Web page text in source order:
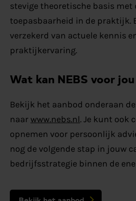
stevige theoretische basis met
toepasbaarheid in de praktijk.
verzekerd van actuele kennis
praktijkervaring.
Wat kan NEBS voor
Bekijk het aanbod onderaan
naar www.nebs.nl. Je kunt ook
opnemen voor persoonlijk
nog de volgende stap in jouw
bedrijfsstrategie binnen de